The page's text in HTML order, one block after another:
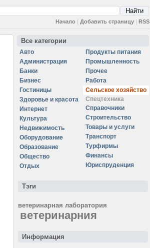
Начало | Добавить страницу | RSS
Все категории
Авто
Администрация
Банки
Бизнес
Гостиницы
Здоровье и красота
Интернет
Культура
Недвижимость
Оборудование
Образование
Общество
Отдых
Продукты питания
Промышленность
Прочее
Работа
Сельское хозяйство
Спецтехника
Справочники
Строительство
Товары и услуги
Транспорт
Турфирмы
Финансы
Юриспруденция
Тэги
ветеринарная лаборатория
ветеринарния
Информация